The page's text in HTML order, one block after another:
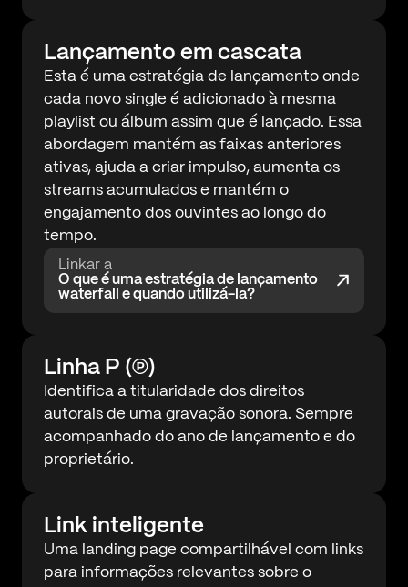
Lançamento em cascata
Esta é uma estratégia de lançamento onde
cada novo single é adicionado à mesma
playlist ou álbum assim que é lançado. Essa
abordagem mantém as faixas anteriores
ativas, ajuda a criar impulso, aumenta os
streams acumulados e mantém o
engajamento dos ouvintes ao longo do
tempo.
Linkar a
O que é uma estratégia de lançamento
waterfall e quando utilizá-la?
Linha P (℗)
Identifica a titularidade dos direitos
autorais de uma gravação sonora. Sempre
acompanhado do ano de lançamento e do
proprietário.
Link inteligente
Uma landing page compartilhável com links
para informações relevantes sobre o